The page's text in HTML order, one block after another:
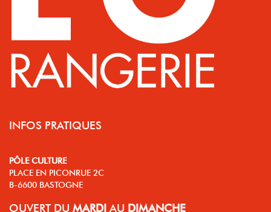
INFOS PRATIQUES
PÔLE CULTURE
PLACE EN PICONRUE 2C
B-6600 BASTOGNE
OUVERT DU MARDI AU DIMANCHE